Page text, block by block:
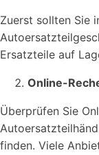
Zuerst sollten Sie
Ersatzteile auf
Online-
Überprüfen Sie
finden. Viele